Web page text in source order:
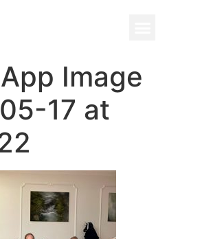
Image
17 at